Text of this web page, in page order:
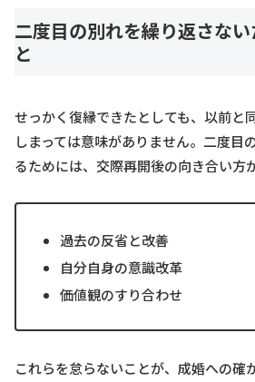
二度目の別れを繰り返さな
と
せっかく復縁できたとしても、以前と
しまっては意味がありません。二度目
るためには、交際再開後の向き合い方
過去の反省と改善
自分自身の意識改革
価値観のすり合わせ
これらを怠らないことが、成婚への確